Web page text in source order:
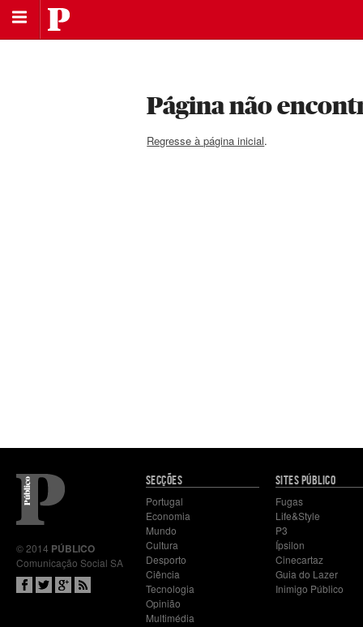
Página não
Regresse à página inicial.
© 2014 PÚBLICO
Comunicação Social SA
Mapa
do
site
SECÇÕES
Portugal
Economia
Mundo
Cultura
Desporto
Ciência
Tecnologia
Opinião
Multimédia
SITES PÚBLICO
Fugas
Life&Style
P3
Ípsilon
Cinecartaz
Guia do Lazer
Inimigo Público